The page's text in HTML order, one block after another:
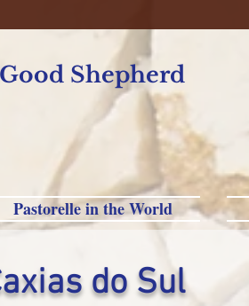
Shepherd
Pastorelle in the World
do Sul